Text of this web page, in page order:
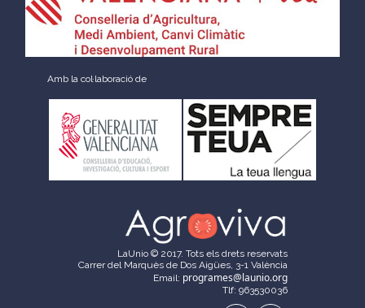
Amb la col·laboració de
LaUnio © 2017. Tots els drets reservats
Carrer del Marquès de Dos Aigües, 3-1 València
Email: programes@launio.org
Tlf: 963530036